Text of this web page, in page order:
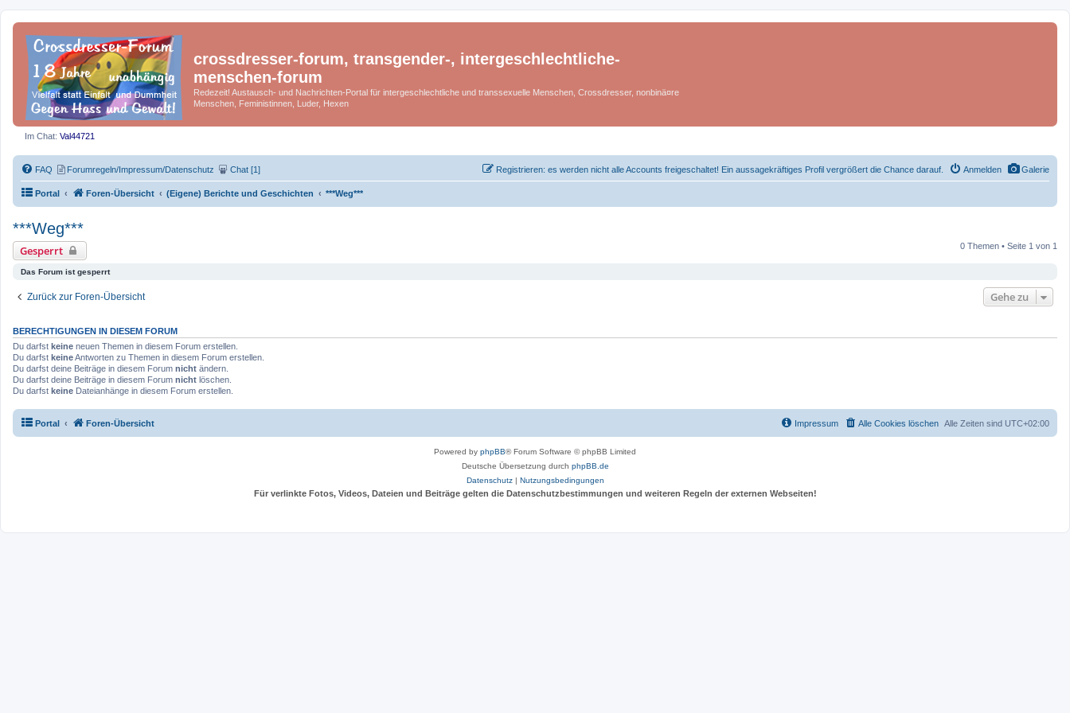
crossdresser-forum, transgender-, intergeschlechtliche-
menschen-forum
Redezeit! Austausch- und Nachrichten-Portal für intergeschlechtliche und transsexuelle Menschen, Crossdresser, nonbinä¤re
Menschen, Feministinnen, Luder, Hexen
Im Chat: Val44721
Galerie
FAQ Forumregeln/Impressum/Datenschutz Chat [1] Anmelden
Registrieren: es werden nicht alle Accounts freigeschaltet! Ein aussagekräftiges Profil vergrößert die Chance darauf.
Portal Foren-Übersicht (Eigene) Berichte und Geschichten ***Weg***
***Weg***
Gesperrt 0 Themen • Seite 1 von 1
Das Forum ist gesperrt
Zurück zur Foren-Übersicht Gehe zu
BERECHTIGUNGEN IN DIESEM FORUM
Du darfst keine neuen Themen in diesem Forum erstellen.
Du darfst keineAntworten zu Themen in diesem Forum erstellen.
Du darfst deine Beiträge in diesem Forum nicht ändern.
Du darfst deine Beiträge in diesem Forum nicht löschen.
Du darfst keine Dateianhänge in diesem Forum erstellen.
Portal Foren-Übersicht Alle Zeiten sind UTC+02:00
Alle Cookies löschen
Impressum
Powered by phpBB® Forum Software © phpBB Limited
Deutsche Übersetzung durch phpBB.de
Datenschutz| Nutzungsbedingungen
Für verlinkte Fotos, Videos, Dateien und Beiträge gelten die Datenschutzbestimmungen und weiteren Regeln der externen Webseiten!